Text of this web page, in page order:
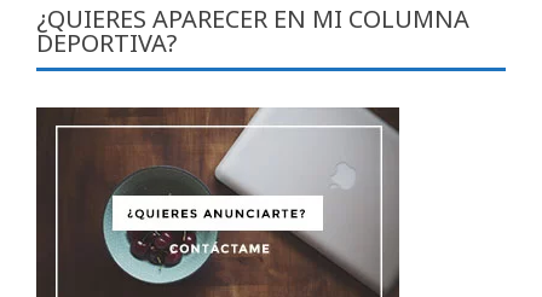
¿QUIERES APARECER EN MI COLUMNA
DEPORTIVA?